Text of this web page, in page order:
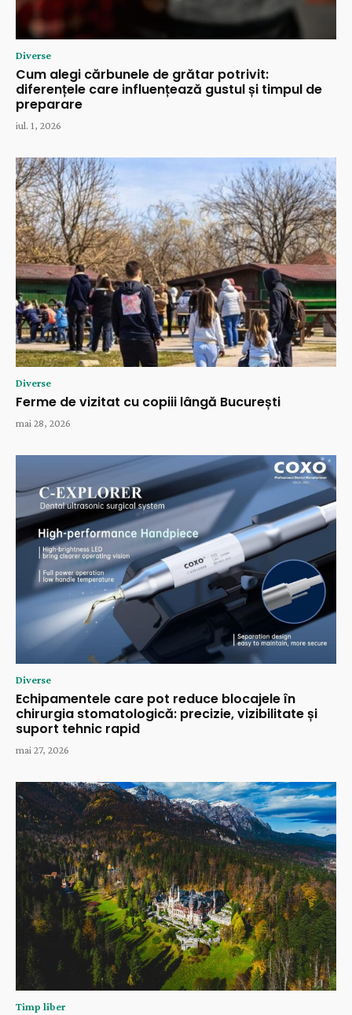
Diverse
Cum alegi cărbunele de grătar potrivit:
diferențele care influențează gustul și timpul de
preparare
iul. 1, 2026
Diverse
Ferme de vizitat cu copiii lângă București
mai 28, 2026
Diverse
Echipamentele care pot reduce blocajele în
chirurgia stomatologică: precizie, vizibilitate și
suport tehnic rapid
mai 27, 2026
Timp liber